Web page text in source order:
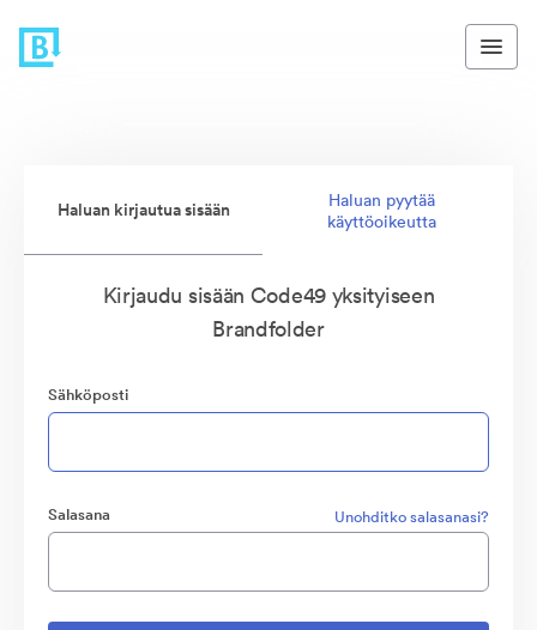
Haluan kirjautua sisään
Haluan pyytää
käyttöoikeutta
Kirjaudu sisään Code49 yksityiseen
Brandfolder
Sähköposti
Salasana Unohditko salasanasi?